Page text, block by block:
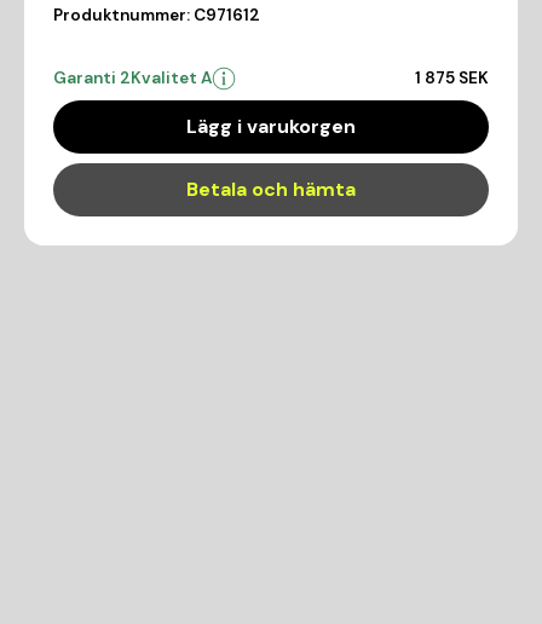
Produktnummer: C971612
Garanti 2Kvalitet A 1 875 SEK
Lägg i varukorgen
Betala och hämta